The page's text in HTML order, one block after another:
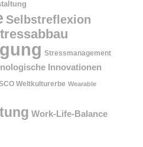
Selbstreflexion
Stressmanagement
Innovationen
Weltkulturerbe Wearable
Work-Life-Balance